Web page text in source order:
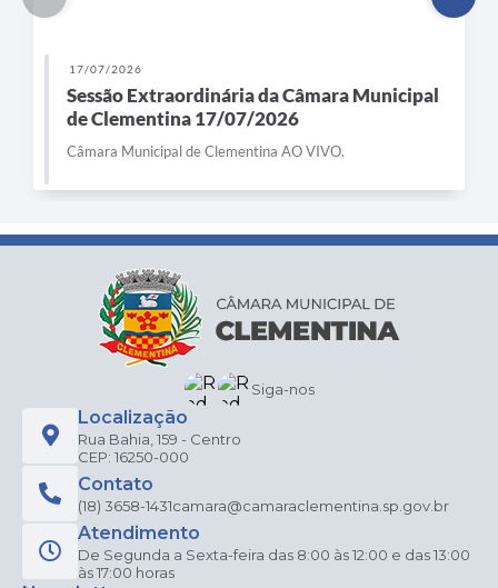
17/07/2026
Sessão Extraordinária da Câmara Municipal
de Clementina 17/07/2026
Câmara Municipal de Clementina AO VIVO.
Siga-nos
Localização
Rua Bahia, 159 - Centro
CEP: 16250-000
Contato
(18) 3658-1431camara@camaraclementina.sp.gov.br
Atendimento
De Segunda a Sexta-feira das 8:00 às 12:00 e das 13:00
às 17:00 horas